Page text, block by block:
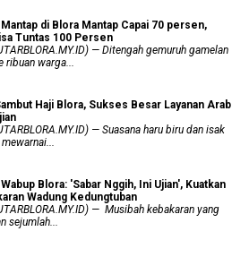
di Blora Mantap Capai 70 persen,
Tuntas 100 Persen
— Ditengah gemuruh gamelan
ribuan warga...
Haji Blora, Sukses Besar Layanan Arab
— Suasana haru biru dan isak
Blora: ​'Sabar Nggih, Ini Ujian', Kuatkan
Wadung Kedungtuban
— Musibah kebakaran yang
sejumlah...